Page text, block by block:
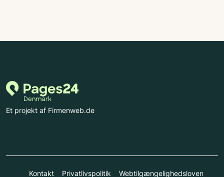
Et projekt af Firmenweb.de
Kontakt Privatlivspolitik Webtilgængelighedsloven